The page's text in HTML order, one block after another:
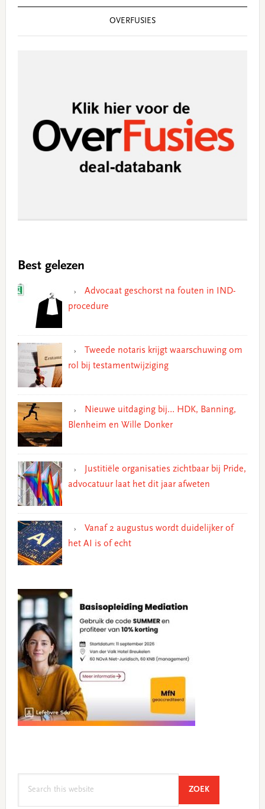
OVERFUSIES
Best gelezen
Advocaat geschorst na fouten in IND-
procedure
Tweede notaris krijgt waarschuwing om
rol bij testamentwijziging
Nieuwe uitdaging bij… HDK, Banning,
Blenheim en Wille Donker
Justitiële organisaties zichtbaar bij Pride,
advocatuur laat het dit jaar afweten
Vanaf 2 augustus wordt duidelijker of
het AI is of echt
ZOEKSEARCH